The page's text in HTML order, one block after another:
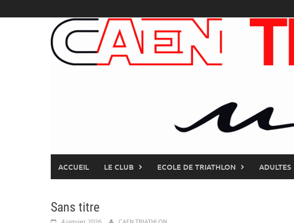
to
ACCUEIL LE CLUB ECOLE DE TRIATHLON ADULTES
Sans titre